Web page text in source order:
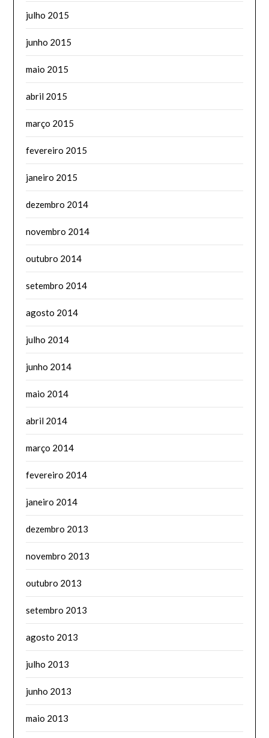
julho 2015
junho 2015
maio 2015
abril 2015
março 2015
fevereiro 2015
janeiro 2015
dezembro 2014
novembro 2014
outubro 2014
setembro 2014
agosto 2014
julho 2014
junho 2014
maio 2014
abril 2014
março 2014
fevereiro 2014
janeiro 2014
dezembro 2013
novembro 2013
outubro 2013
setembro 2013
agosto 2013
julho 2013
junho 2013
maio 2013